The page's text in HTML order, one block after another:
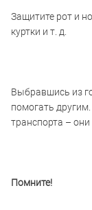
Защитите рот и
куртки и т. д.
Выбравшись из
помогать
транспорта –
Помните!